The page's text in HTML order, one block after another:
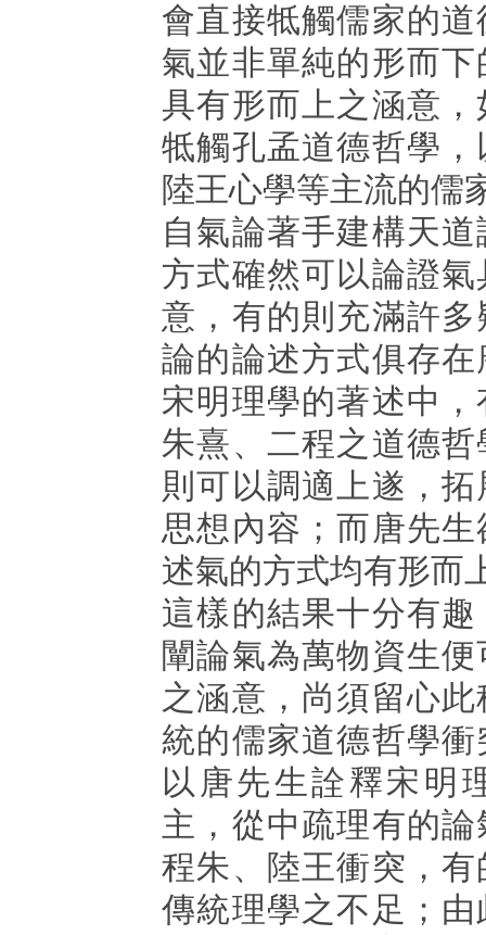
會直接牴觸儒家的
氣並非單純的形而
具有形而上之涵意
牴觸孔孟道德哲學
陸王心學等主流的儒
自氣論著手建構天
方式確然可以論證
意，有的則充滿許
論的論述方式俱存
宋明理學的著述中
朱熹、二程之道德
則可以調適上遂，
思想內容；而唐先
述氣的方式均有形而
這樣的結果十分有
闡論氣為萬物資生
之涵意，尚須留心
統的儒家道德哲學
以唐先生詮釋宋明
主，從中疏理有的
程朱、陸王衝突，
傳統理學之不足；